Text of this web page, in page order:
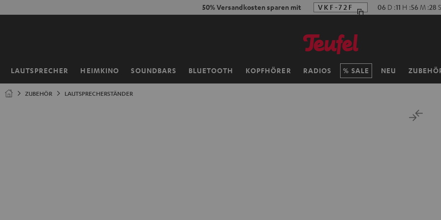
50% Versandkosten sparen mit VKF-72F 06 D :11 H :56 M :27 S
LAUTSPRECHER HEIMKINO SOUNDBARS BLUETOOTH KOPFHÖRER RADIOS SALE NEU
Startseite
ZUBEHÖR LAUTSPRECHERSTÄNDER